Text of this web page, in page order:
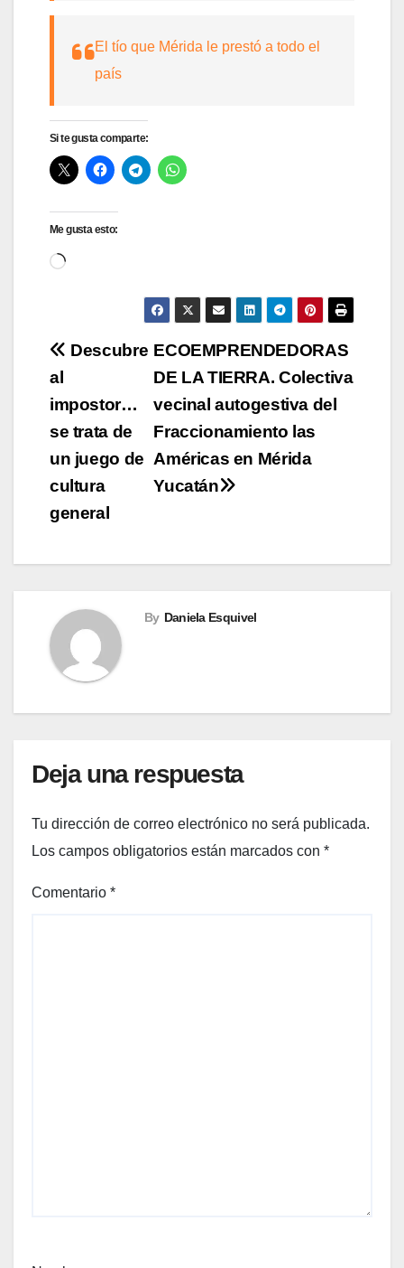
El tío que Mérida le prestó a todo el
país
Si te gusta comparte:
Me gusta esto:
Cargando...
Navegación
de
entradas
ECOEMPRENDEDORAS
DE LA TIERRA. Colectiva
vecinal autogestiva del
Fraccionamiento las
Américas en Mérida
Yucatán
Descubre
al
impostor…
se trata de
un juego de
cultura
general
By Daniela Esquivel
Deja una respuesta
Tu dirección de correo electrónico no será publicada.
Los campos obligatorios están marcados con *
Comentario *